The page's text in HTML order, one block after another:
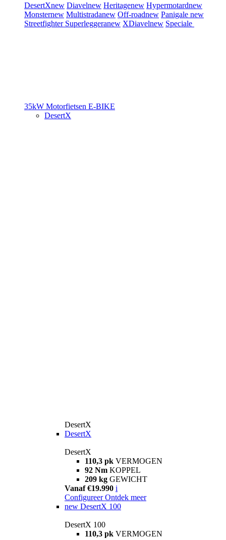
DesertXnew Diavelnew Heritagenew Hypermotardnew
Monsternew Multistradanew Off-roadnew Panigale new
Streetfighter Superleggeranew XDiavelnew Speciale
35kW Motorfietsen E-BIKE
DesertX
DesertX
DesertX
DesertX
110,3 pk VERMOGEN
92 Nm KOPPEL
209 kg GEWICHT
Vanaf €19.990 i
Configureer Ontdek meer
new DesertX 100
DesertX 100
110,3 pk VERMOGEN